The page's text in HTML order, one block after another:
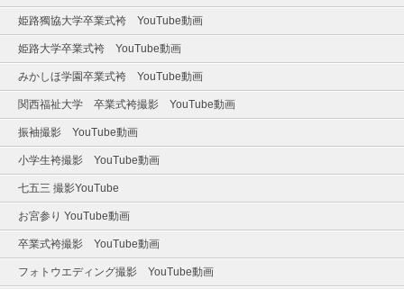
姫路獨協大学卒業式袴 YouTube動画
姫路大学卒業式袴 YouTube動画
みかしほ学園卒業式袴 YouTube動画
関西福祉大学 卒業式袴撮影 YouTube動画
振袖撮影 YouTube動画
小学生袴撮影 YouTube動画
七五三 撮影YouTube
お宮参り YouTube動画
卒業式袴撮影 YouTube動画
フォトウエディング撮影 YouTube動画